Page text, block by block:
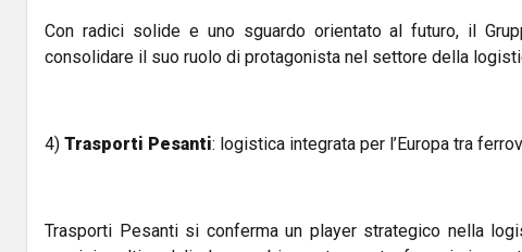
Con radici solide e uno sguardo orientato al futuro, il
consolidare il suo ruolo di protagonista nel settore della
4) Trasporti Pesanti: logistica integrata per l’Europa tra
Trasporti Pesanti si conferma un player strategico nella